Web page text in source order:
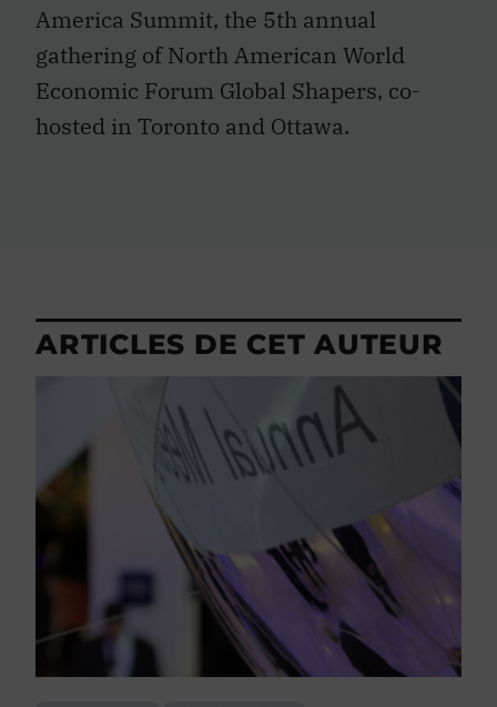
America Summit, the 5th annual
gathering of North American World
Economic Forum Global Shapers, co-
hosted in Toronto and Ottawa.
ARTICLES DE CET AUTEUR